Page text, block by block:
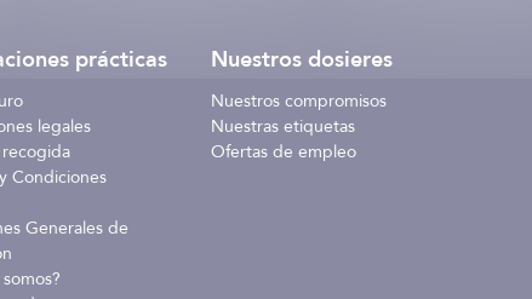
prácticas
legales
Condiciones
Generales de
Nuestros dosieres
Nuestros compromisos
Nuestras etiquetas
Ofertas de empleo